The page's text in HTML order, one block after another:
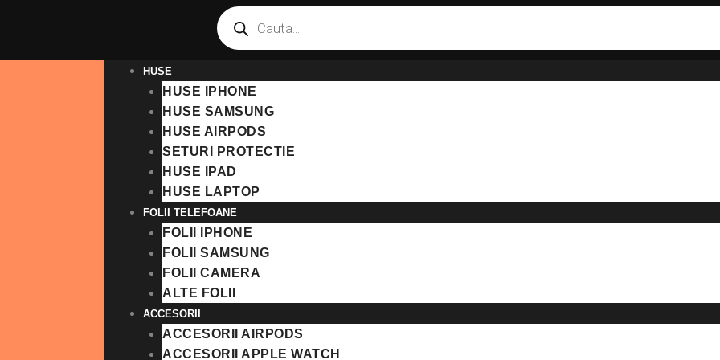
Products
search
HUSE
HUSE IPHONE
HUSE SAMSUNG
HUSE AIRPODS
SETURI PROTECTIE
HUSE IPAD
HUSE LAPTOP
FOLII TELEFOANE
FOLII IPHONE
FOLII SAMSUNG
FOLII CAMERA
ALTE FOLII
ACCESORII
ACCESORII AIRPODS
ACCESORII APPLE WATCH